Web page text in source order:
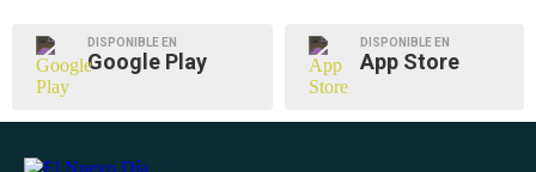
DISPONIBLE EN
Google Play
DISPONIBLE EN
App Store